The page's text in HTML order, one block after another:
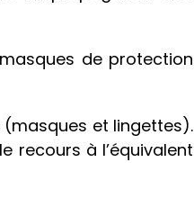
de protection
(masques et lingettes).
recours à l’équivalent